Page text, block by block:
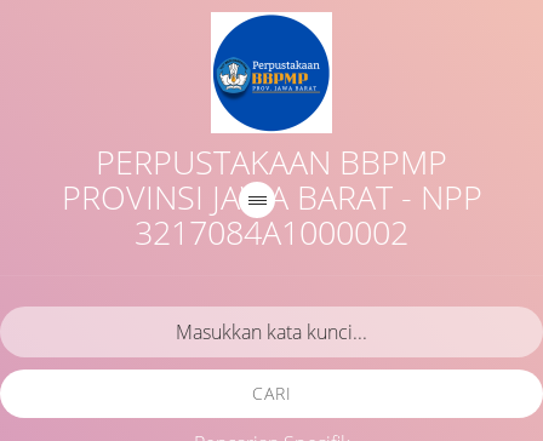
PERPUSTAKAAN BBPMP
PROVINSI JAWA BARAT - NPP
3217084A1000002
CARI